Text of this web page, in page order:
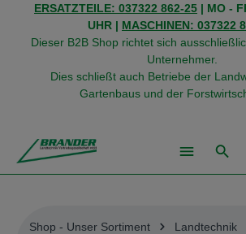
springen
ERSATZTEILE: 037322 862-25 | MO -
UHR | MASCHINEN: 037322
Dieser B2B Shop richtet sich
Unternehmer.
Dies schließt auch Betriebe der
Gartenbaus und der
Shop - Unser Sortiment
Landtechnik